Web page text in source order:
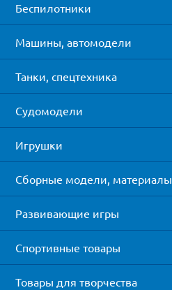
Беспилотники
Машины, автомодели
Танки, спецтехника
Судомодели
Игрушки
Сборные модели, материалы
Развивающие игры
Спортивные товары
Товары для творчества